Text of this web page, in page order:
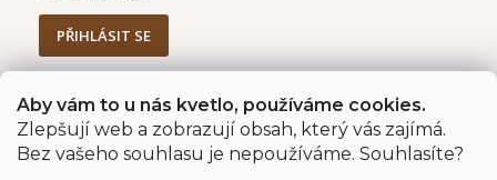
Aby vám to u nás kvetlo, používáme cookies.
Zlepšují web a zobrazují obsah, který vás zajímá.
Bez vašeho souhlasu je nepoužíváme. Souhlasíte?
PŘIHLÁSIT SE
Jahodárna Brozany Obchodní podmínky
Podmínky ochrany údajů